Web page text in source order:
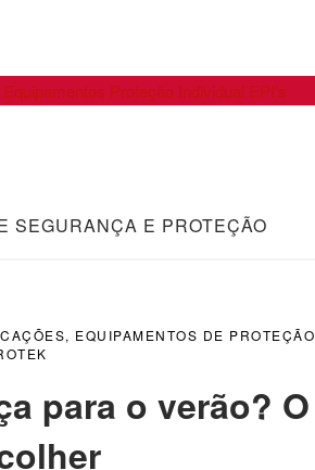
SEGURANÇA E PROTEÇÃO
, EQUIPAMENTOS DE PROTEÇÃO
para o verão? O